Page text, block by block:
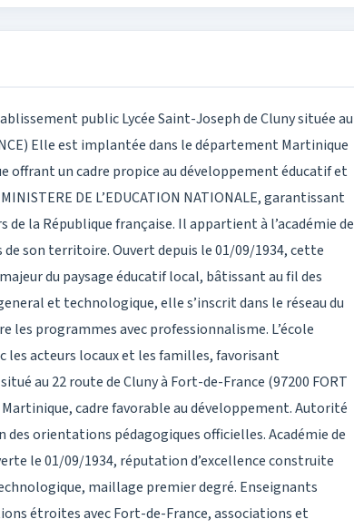
public Lycée Saint-Joseph de Cluny située au
Elle est implantée dans le département Martinique
offrant un cadre propice au développement éducatif et
DE L’EDUCATION NATIONALE, garantissant
la République française. Il appartient à l’académie de
son territoire. Ouvert depuis le 01/09/1934, cette
du paysage éducatif local, bâtissant au fil des
et technologique, elle s’inscrit dans le réseau du
les programmes avec professionnalisme. L’école
les acteurs locaux et les familles, favorisant
au 22 route de Cluny à Fort-de-France (97200 FORT
cadre favorable au développement. Autorité
des orientations pédagogiques officielles. Académie de
le 01/09/1934, réputation d’excellence construite
maillage premier degré. Enseignants
étroites avec Fort-de-France, associations et